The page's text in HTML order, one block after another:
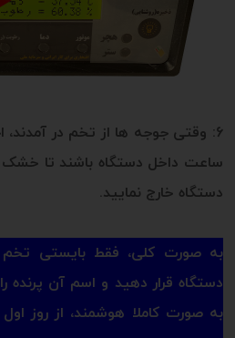
ساعت داخل دستگاه باشند تا
دستگاه خارج نمایید.
به صورت کلی، فقط بایستی تخم
دستگاه قرار دهید و اسم آن پرنده
به صورت کاملا هوشمند، از روز